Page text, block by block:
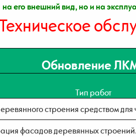
на его внешний вид, но и на
Обновление
Тип работ
строения средством
фасадов деревянных